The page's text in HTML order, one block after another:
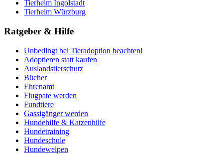
Tierheim Ingolstadt
Tierheim Würzburg
Ratgeber & Hilfe
Unbedingt bei Tieradoption beachten!
Adoptieren statt kaufen
Auslandstierschutz
Bücher
Ehrenamt
Flugpate werden
Fundtiere
Gassigänger werden
Hundehilfe & Katzenhilfe
Hundetraining
Hundeschule
Hundewelpen